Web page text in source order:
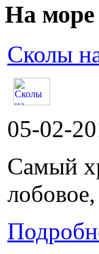
На море
Сколы
05-02-
Самый